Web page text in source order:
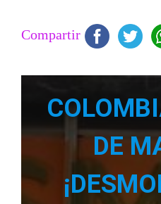
Compartir
DE